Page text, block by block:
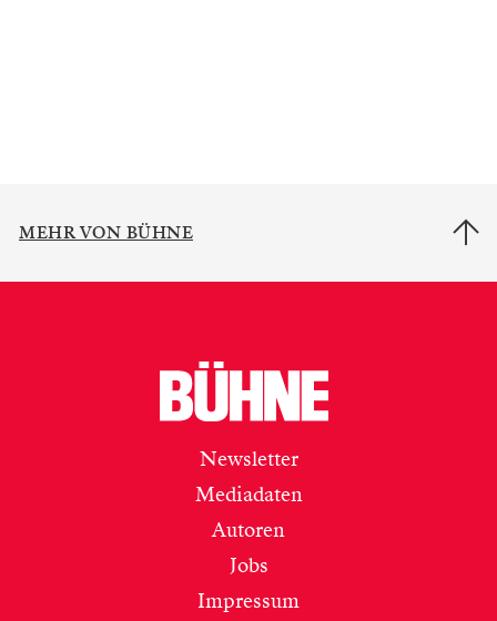
MEHR VON BÜHNE
Newsletter
Mediadaten
Autoren
Jobs
Impressum